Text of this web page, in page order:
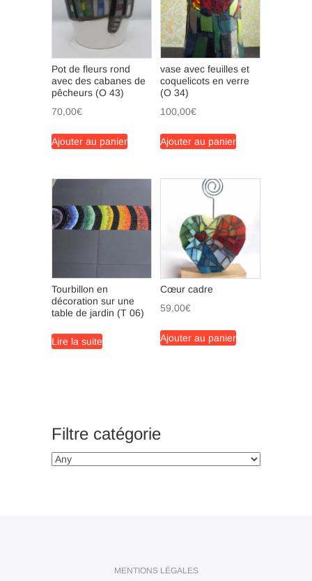
Pot de fleurs rond
avec des cabanes de
pêcheurs (O 43)
70,00€
Ajouter au panier
vase avec feuilles et
coquelicots en verre
(O 34)
100,00€
Ajouter au panier
Tourbillon en
décoration sur une
table de jardin (T 06)
Lire la suite
Cœur cadre
59,00€
Ajouter au panier
Filtre catégorie
MENTIONS LÉGALES